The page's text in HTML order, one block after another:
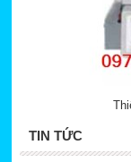
TIN TỨC